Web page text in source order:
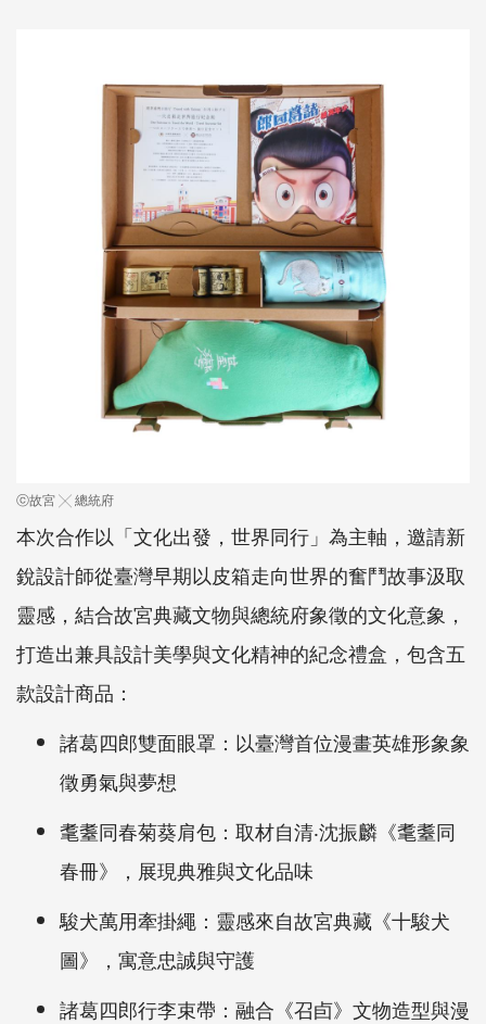
ⓒ故宮 ╳ 總統府
本次合作以「文化出發，世界同行」為主軸，邀請新
銳設計師從臺灣早期以皮箱走向世界的奮鬥故事汲取
靈感，結合故宮典藏文物與總統府象徵的文化意象，
打造出兼具設計美學與文化精神的紀念禮盒，包含五
款設計商品：
諸葛四郎雙面眼罩：以臺灣首位漫畫英雄形象象
徵勇氣與夢想
耄耋同春菊葵肩包：取材自清‧沈振麟《耄耋同
春冊》，展現典雅與文化品味
駿犬萬用牽掛繩：靈感來自故宮典藏《十駿犬
圖》，寓意忠誠與守護
諸葛四郎行李束帶：融合《召卣》文物造型與漫